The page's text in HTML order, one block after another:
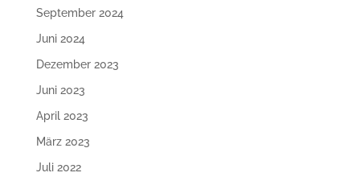
September 2024
Juni 2024
Dezember 2023
Juni 2023
April 2023
März 2023
Juli 2022